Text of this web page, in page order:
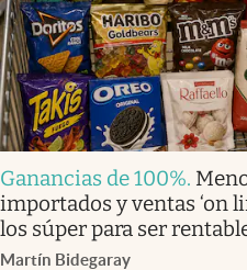
Ganancias de 100%.
importados y ventas ‘on
los súper para ser
Martín Bidegaray